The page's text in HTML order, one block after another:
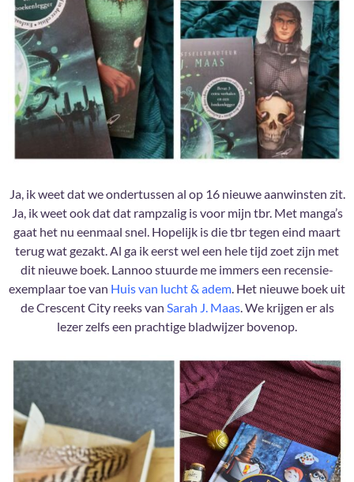
Ja, ik weet dat we ondertussen al op 16 nieuwe aanwinsten zit.
Ja, ik weet ook dat dat rampzalig is voor mijn tbr. Met manga’s
gaat het nu eenmaal snel. Hopelijk is die tbr tegen eind maart
terug wat gezakt. Al ga ik eerst wel een hele tijd zoet zijn met
dit nieuwe boek. Lannoo stuurde me immers een recensie-
exemplaar toe van Huis van lucht & adem. Het nieuwe boek uit
de Crescent City reeks van Sarah J. Maas. We krijgen er als
lezer zelfs een prachtige bladwijzer bovenop.